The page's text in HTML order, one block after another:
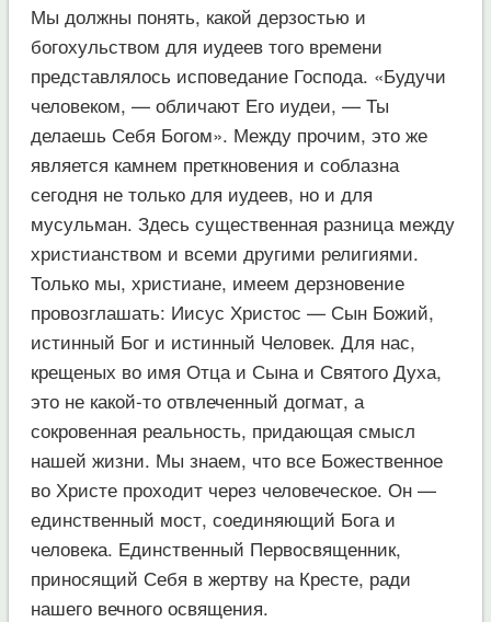
Мы должны понять, какой дерзостью и
богохульством для иудеев того времени
представлялось исповедание Господа. «Будучи
человеком, — обличают Его иудеи, — Ты
делаешь Себя Богом». Между прочим, это же
является камнем преткновения и соблазна
сегодня не только для иудеев, но и для
мусульман. Здесь существенная разница между
христианством и всеми другими религиями.
Только мы, христиане, имеем дерзновение
провозглашать: Иисус Христос — Сын Божий,
истинный Бог и истинный Человек. Для нас,
крещеных во имя Отца и Сына и Святого Духа,
это не какой-то отвлеченный догмат, а
сокровенная реальность, придающая смысл
нашей жизни. Мы знаем, что все Божественное
во Христе проходит через человеческое. Он —
единственный мост, соединяющий Бога и
человека. Единственный Первосвященник,
приносящий Себя в жертву на Кресте, ради
нашего вечного освящения.